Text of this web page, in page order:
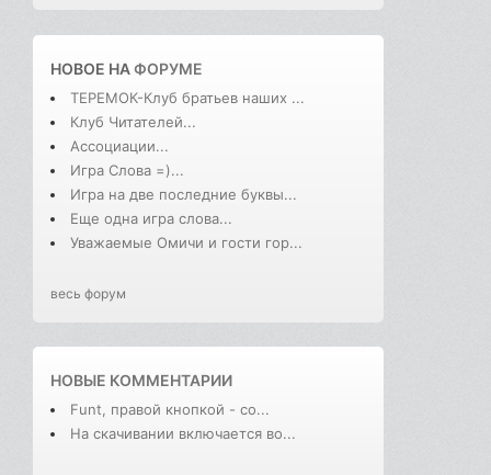
НОВОЕ НАФОРУМЕ
ТЕРЕМОК-Клуб братьев наших ...
Клуб Читателей...
Ассоциации...
Игра Слова =)...
Игра на две последние буквы...
Еще одна игра слова...
Уважаемые Омичи и гости гор...
весь форум
НОВЫЕ КОММЕНТАРИИ
Funt, правой кнопкой - со...
На скачивании включается во...